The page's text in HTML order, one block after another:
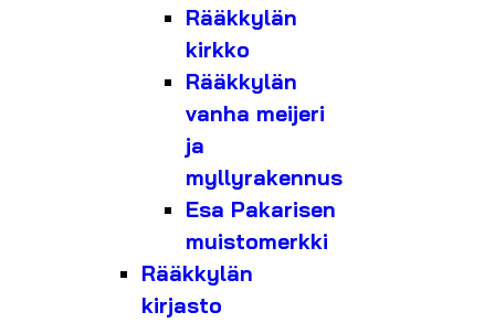
Rääkkylän
kirkko
Rääkkylän
vanha meijeri
ja
myllyrakennus
Esa Pakarisen
muistomerkki
Rääkkylän
kirjasto